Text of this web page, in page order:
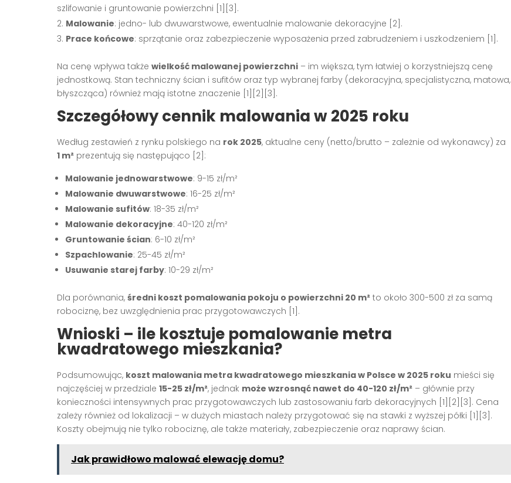
szlifowanie i gruntowanie powierzchni [1][3] .
Malowanie: jedno- lub dwuwarstwowe, ewentualnie malowanie dekoracyjne [2] .
Prace końcowe: sprzątanie oraz zabezpieczenie wyposażenia przed zabrudzeniem i uszkodzeniem [1] .
Na cenę wpływa także wielkość malowanej powierzchni – im większa, tym łatwiej o korzystniejszą cenę
jednostkową. Stan techniczny ścian i sufitów oraz typ wybranej farby (dekoracyjna, specjalistyczna, matowa,
błyszcząca) również mają istotne znaczenie [1][2][3] .
Szczegółowy cennik malowania w 2025 roku
Według zestawień z rynku polskiego na rok 2025, aktualne ceny (netto/brutto – zależnie od wykonawcy) za
1 m² prezentują się następująco [2] :
Malowanie jednowarstwowe: 9-15 zł/m²
Malowanie dwuwarstwowe: 16-25 zł/m²
Malowanie sufitów: 18-35 zł/m²
Malowanie dekoracyjne: 40-120 zł/m²
Gruntowanie ścian: 6-10 zł/m²
Szpachlowanie: 25-45 zł/m²
Usuwanie starej farby: 10-29 zł/m²
Dla porównania, średni koszt pomalowania pokoju o powierzchni 20 m² to około 300-500 zł za samą
robociznę, bez uwzględnienia prac przygotowawczych [1] .
Wnioski – ile kosztuje pomalowanie metra
kwadratowego mieszkania?
Podsumowując, koszt malowania metra kwadratowego mieszkania w Polsce w 2025 roku mieści się
najczęściej w przedziale 15-25 zł/m², jednak może wzrosnąć nawet do 40-120 zł/m² – głównie przy
konieczności intensywnych prac przygotowawczych lub zastosowaniu farb dekoracyjnych [1][2][3] . Cena
zależy również od lokalizacji – w dużych miastach należy przygotować się na stawki z wyższej półki [1][3] .
Koszty obejmują nie tylko robociznę, ale także materiały, zabezpieczenie oraz naprawy ścian.
Jak prawidłowo malować elewację domu?